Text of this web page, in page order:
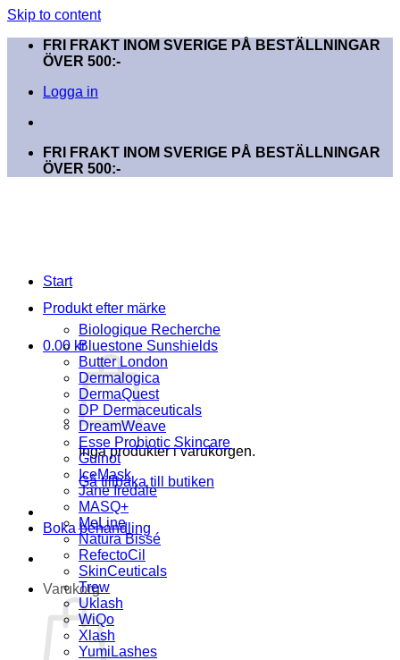
Skip to content
FRI FRAKT INOM SVERIGE PÅ BESTÄLLNINGAR
ÖVER 500:-
Logga in
FRI FRAKT INOM SVERIGE PÅ BESTÄLLNINGAR
ÖVER 500:-
0.00 kr
Inga produkter i varukorgen.
Gå tillbaka till butiken
Boka behandling
Varukorg
Start
Produkt efter märke
Biologique Recherche
Bluestone Sunshields
Butter London
Dermalogica
DermaQuest
DP Dermaceuticals
DreamWeave
Esse Probiotic Skincare
Guinot
IceMask
Jane Iredale
MASQ+
MeLine
Natura Bissé
RefectoCil
SkinCeuticals
Trew
Uklash
WiQo
Xlash
YumiLashes